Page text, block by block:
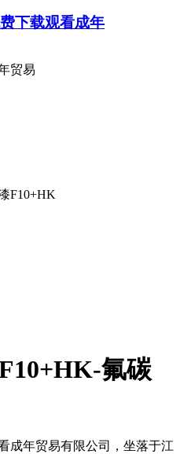
下载观看成年
贸易
F10+HK
氟碳
年贸易有限公司，坐落于江